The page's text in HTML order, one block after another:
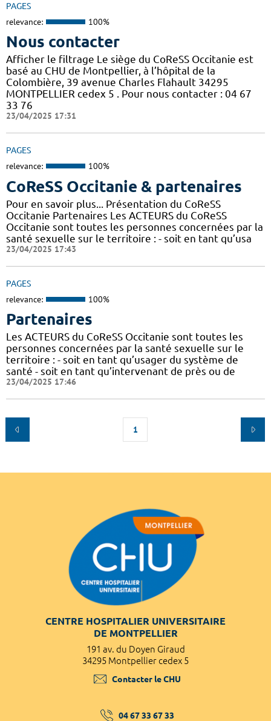
PAGES
relevance: 100%
Nous contacter
Afficher le filtrage Le siège du CoReSS Occitanie est
basé au CHU de Montpellier, à l’hôpital de la
Colombière, 39 avenue Charles Flahault 34295
MONTPELLIER cedex 5 . Pour nous contacter : 04 67
33 76
23/04/2025 17:31
PAGES
relevance: 100%
CoReSS Occitanie & partenaires
Pour en savoir plus... Présentation du CoReSS
Occitanie Partenaires Les ACTEURS du CoReSS
Occitanie sont toutes les personnes concernées par la
santé sexuelle sur le territoire : - soit en tant qu’usa
23/04/2025 17:43
PAGES
relevance: 100%
Partenaires
Les ACTEURS du CoReSS Occitanie sont toutes les
personnes concernées par la santé sexuelle sur le
territoire : - soit en tant qu’usager du système de
santé - soit en tant qu’intervenant de près ou de
23/04/2025 17:46
1
CENTRE HOSPITALIER UNIVERSITAIRE
DE MONTPELLIER
191 av. du Doyen Giraud
34295 Montpellier cedex 5
Contacter le CHU
04 67 33 67 33